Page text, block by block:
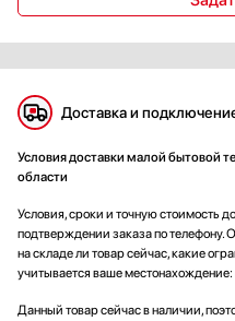
Доставка и
Условия доставки малой бытовой
области
Условия, сроки и точную стоимость
подтверждении заказа по телефону.
на складе ли товар сейчас, какие
учитывается ваше
Данный товар сейчас в наличии,